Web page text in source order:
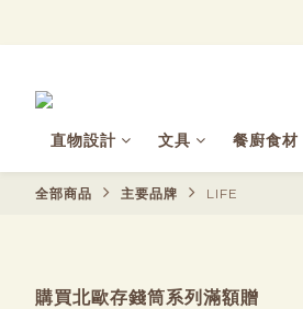
直物設計 文具 餐廚食材
全部商品 主要品牌 LIFE
購買北歐存錢筒系列滿額贈